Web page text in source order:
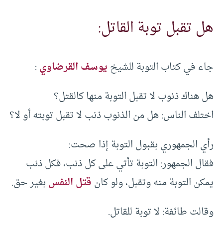
هل تقبل توبة القاتل:
جاء في كتاب التوبة للشيخيوسف القرضاوي:
هل هناك ذنوب لا تقبل التوبة منها كالقتل؟
اختلف الناس: هل من الذنوب ذنب لا تقبل توبته أو لا؟
رأي الجمهوري بقبول التوبة إذا صحت:
فقال الجمهور: التوبة تأتي على كل ذنب، فكل ذنب
يمكن التوبة منه وتقبل، ولو كانقتل النفسبغير حق.
وقالت طائفة: لا توبة للقاتل.